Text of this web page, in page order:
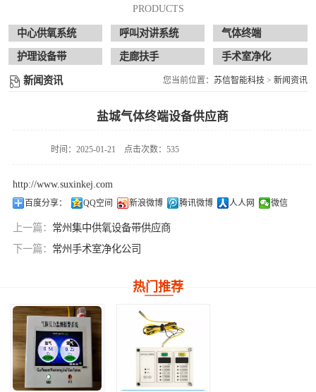
PRODUCTS
中心供氧系统 呼叫对讲系统 气体终端
护理设备带 走廊扶手 手术室净化
新闻资讯 您当前位置： 苏信智能科技 > 新闻资讯
盐城气体终端设备供应商
时间：2025-01-21 点击次数：535
http://www.suxinkej.com
百度分享： QQ空间 新浪微博 腾讯微博 人人网 微信
上一篇： 常州集中供氧设备带供应商
下一篇： 常州手术室净化公司
热门推荐
手术室净化
供氧系统维修配